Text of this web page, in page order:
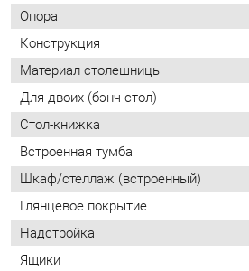
Встроенная тумба
Шкаф/стеллаж (встроенный)
Глянцевое покрытие
Надстройка
Ящики
Полки
Тип (если нет нужного значения то этот
пункт не заполняется)
Размер